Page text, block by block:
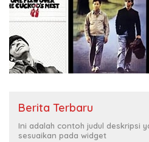
Berita Terbaru
Ini adalah contoh judul deskripsi
sesuaikan pada widget